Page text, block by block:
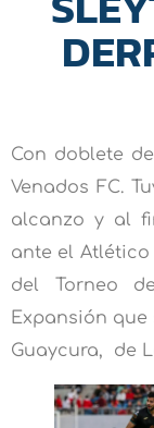
Con doblete
Venados FC.
alcanzo y al
ante el
del Torneo
Expansión
Guaycura, de